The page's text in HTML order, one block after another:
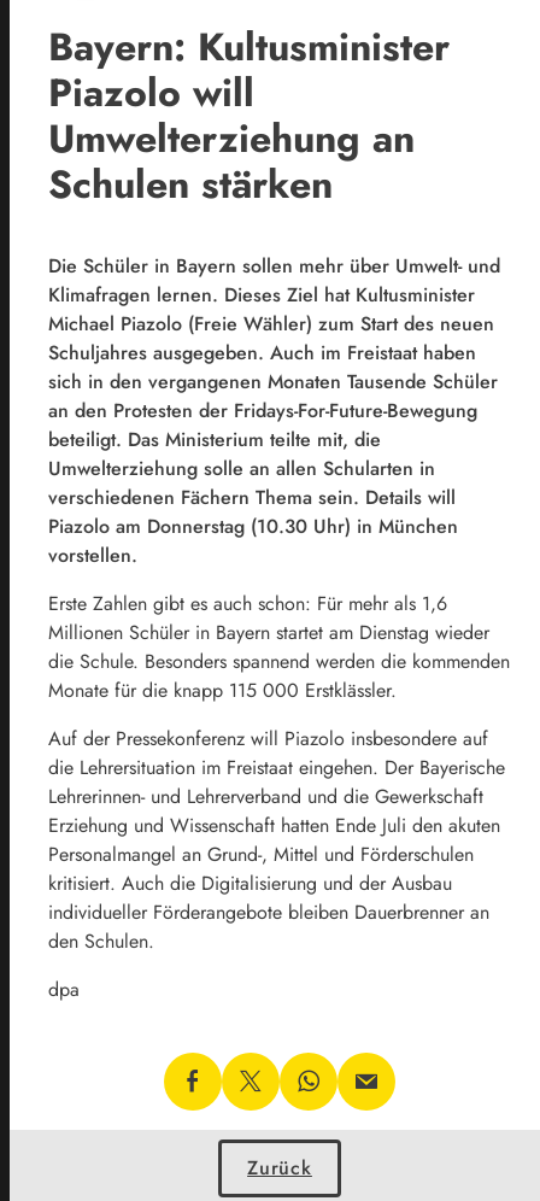
Bayern: Kultusminister
Piazolo will
Umwelterziehung an
Schulen stärken
Die Schüler in Bayern sollen mehr über Umwelt- und
Klimafragen lernen. Dieses Ziel hat Kultusminister
Michael Piazolo (Freie Wähler) zum Start des neuen
Schuljahres ausgegeben. Auch im Freistaat haben
sich in den vergangenen Monaten Tausende Schüler
an den Protesten der Fridays-For-Future-Bewegung
beteiligt. Das Ministerium teilte mit, die
Umwelterziehung solle an allen Schularten in
verschiedenen Fächern Thema sein. Details will
Piazolo am Donnerstag (10.30 Uhr) in München
vorstellen.
Erste Zahlen gibt es auch schon: Für mehr als 1,6
Millionen Schüler in Bayern startet am Dienstag wieder
die Schule. Besonders spannend werden die kommenden
Monate für die knapp 115 000 Erstklässler.
Auf der Pressekonferenz will Piazolo insbesondere auf
die Lehrersituation im Freistaat eingehen. Der Bayerische
Lehrerinnen- und Lehrerverband und die Gewerkschaft
Erziehung und Wissenschaft hatten Ende Juli den akuten
Personalmangel an Grund-, Mittel und Förderschulen
kritisiert. Auch die Digitalisierung und der Ausbau
individueller Förderangebote bleiben Dauerbrenner an
den Schulen.
dpa
Zurück